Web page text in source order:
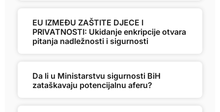
EU IZMEĐU ZAŠTITE DJECE I
PRIVATNOSTI: Ukidanje enkripcije otvara
pitanja nadležnosti i sigurnosti
Da li u Ministarstvu sigurnosti BiH
zataškavaju potencijalnu aferu?